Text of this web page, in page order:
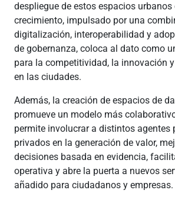
despliegue de estos espacios urbanos
crecimiento, impulsado por una
digitalización, interoperabilidad y
de gobernanza, coloca al dato como
para la competitividad, la innovación
en las ciudades.
Además, la creación de espacios de
promueve un modelo más
permite involucrar a distintos agentes
privados en la generación de valor,
decisiones basada en evidencia,
operativa y abre la puerta a nuevos
añadido para ciudadanos y empresas.